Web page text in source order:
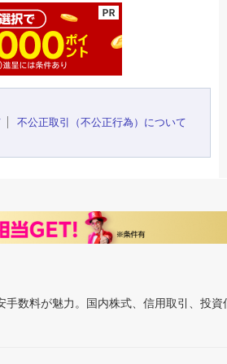
不公正取引（不公正行為）について
数料が魅力。国内株式、信用取引、投資